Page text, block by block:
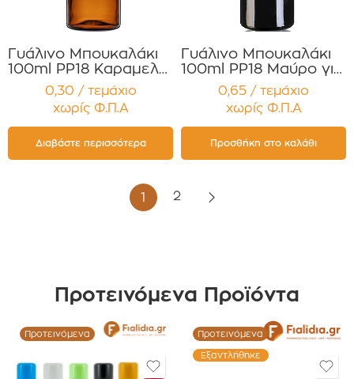
Γυάλινο Μπουκαλάκι
100ml PP18 Καραμελέ
για Αιθέρια Έλαια ,
Βάμματα , Αρώματα
Συσκευασία 12
τεμαχίων
0,30 / τεμάχιο
χωρίς Φ.Π.Α
Διαβάστε περισσότερα
Γυάλινο Μπουκαλάκι
100ml PP18 Μαύρο για
Αιθέρια Έλαια ,
Βάμματα , Αρώματα
Συσκευασία 12
τεμαχίων
0,65 / τεμάχιο
χωρίς Φ.Π.Α
Προσθήκη στο καλάθι
1 2
Προτεινόμενα Προϊόντα
Προτεινόμενα Προτεινόμενα
Εξαντλήθηκε